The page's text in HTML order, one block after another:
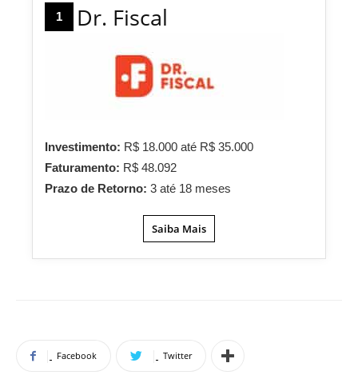
1 Dr. Fiscal
Investimento: R$ 18.000 até R$ 35.000
Faturamento: R$ 48.092
Prazo de Retorno: 3 até 18 meses
Saiba Mais
Facebook Twitter